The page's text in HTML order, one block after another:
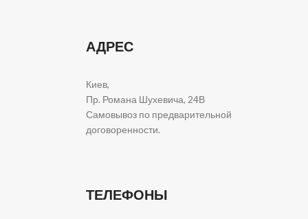
АДРЕС
Киев,
Пр. Романа Шухевича, 24В
Самовывоз по предварительной
договоренности.
ТЕЛЕФОНЫ